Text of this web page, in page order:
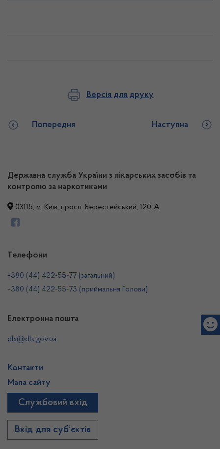
Версія для друку
Попередня Наступна
Державна служба України з лікарських засобів та
контролю за наркотиками
03115, м. Київ, просп. Берестейський, 120-А
Телефони
+380 (44) 422-55-77 (загальний)
+380 (44) 422-55-73 (приймальня Голови)
Електронна пошта
dls@dls.gov.ua
Контакти
Мапа сайту
Службовий вхід
Вхід для суб’єктів